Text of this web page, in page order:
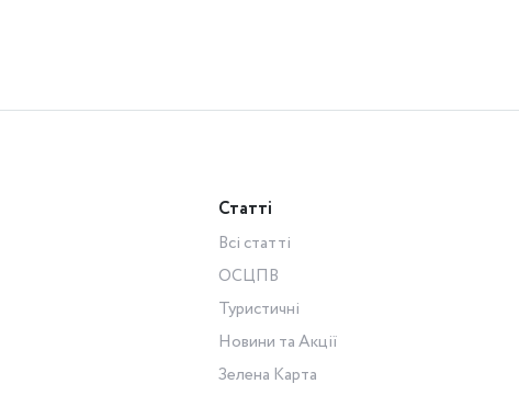
Статті
Всі статті
ОСЦПВ
Туристичні
Новини та Акції
Зелена Карта